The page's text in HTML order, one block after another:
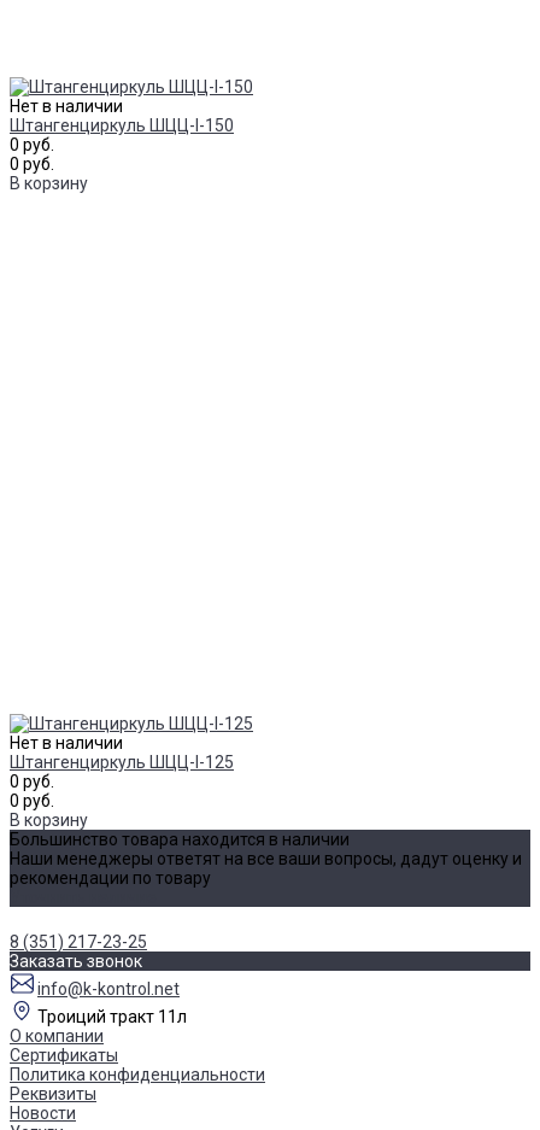
Нет в наличии
Штангенциркуль ШЦЦ-I-150
0 руб.
0 руб.
В корзину
Нет в наличии
Штангенциркуль ШЦЦ-I-125
0 руб.
0 руб.
В корзину
Большинство товара находится в наличии
Наши менеджеры ответят на все ваши вопросы, дадут оценку и
рекомендации по товару
8 (351) 217-23-25
Заказать звонок
info@k-kontrol.net
Троиций тракт 11л
О компании
Сертификаты
Политика конфиденциальности
Реквизиты
Новости